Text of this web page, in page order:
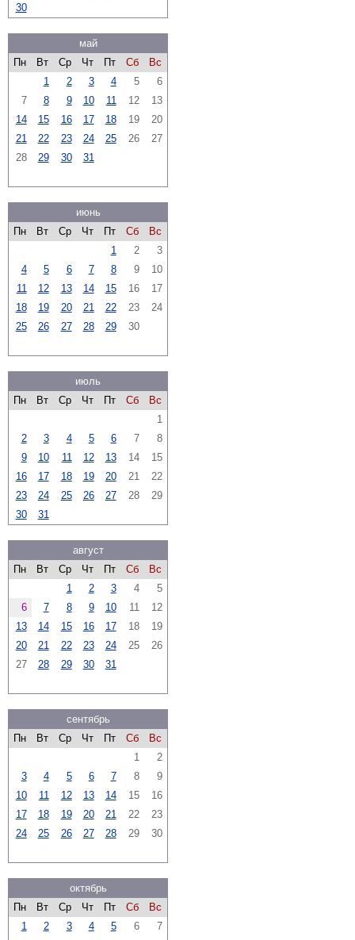
30
май
Пн
Вт Ср Чт Пт Сб
Вс
1
2 3 4 5
6
7
8 9 10 11 12
13
14
15 16 17 18 19
20
21
22 23 24 25 26
27
28
29 30 31
июнь
Пн
Вт Ср Чт Пт Сб
Вс
1
2
3
4
5 6 7 8 9
10
11
12 13 14 15 16
17
18
19 20 21 22 23
24
25
26 27 28 29 30
июль
Пн
Вт Ср Чт Пт Сб
Вс
1
2
3 4 5 6 7
8
9
10 11 12 13 14
15
16
17 18 19 20 21
22
23
24 25 26 27 28
29
30
31
август
Пн
Вт Ср Чт Пт Сб
Вс
1
2 3 4
5
6
7 8 9 10 11
12
13
14 15 16 17 18
19
20
21 22 23 24 25
26
27
28 29 30 31
сентябрь
Пн
Вт Ср Чт Пт Сб
Вс
1
2
3
4 5 6 7 8
9
10
11 12 13 14 15
16
17
18 19 20 21 22
23
24
25 26 27 28 29 30
октябрь
Пн
Вт Ср Чт Пт Сб
Вс
1
2 3 4 5 6
7